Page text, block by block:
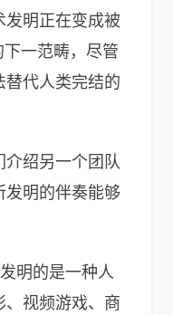
发明正在变成被
下一范畴，尽管
替代人类完结的
绍另一个团队
明的伴奏能够
明的是一种人
、视频游戏、商